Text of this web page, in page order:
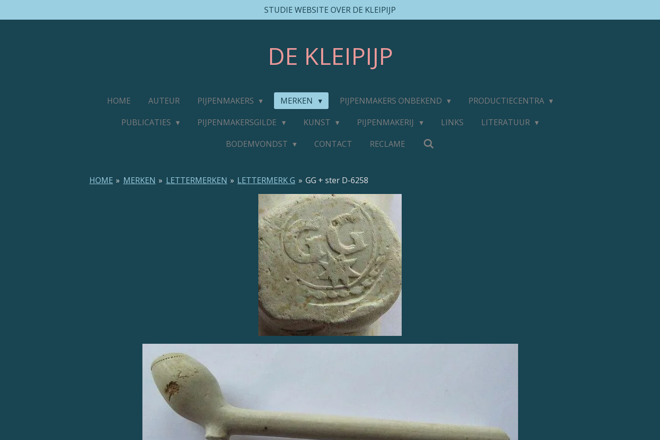
direct
STUDIE WEBSITE OVER DE KLEIPIJP
DE KLEIPIJP
HOME AUTEUR PIJPENMAKERS MERKEN PIJPENMAKERS ONBEKEND
PRODUCTIECENTRA
PUBLICATIES
PIJPENMAKERSGILDE KUNST PIJPENMAKERIJ LINKS
LITERATUUR
BODEMVONDST
CONTACT RECLAME
HOME » MERKEN » LETTERMERKEN » LETTERMERK G » GG + ster D-6258